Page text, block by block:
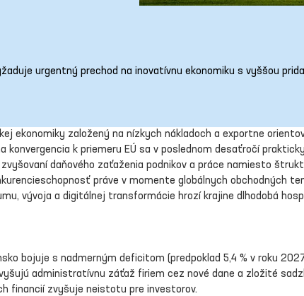
urgentný prechod na inovatívnu ekonomiku s vyššou
ekonomiky založený na nízkych nákladoch a exportne
konvergencia k priemeru EÚ sa v poslednom desaťročí
daňového zaťaženia podnikov a práce namiesto
práve v momente globálnych obchodných
vývoja a digitálnej transformácie hrozí krajine dlhodobá
bojuje s nadmerným deficitom (predpoklad 5,4 % v roku
administratívnu záťaž firiem cez nové dane a zložité
financií zvyšuje neistotu pre investorov.